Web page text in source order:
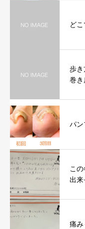
ど
歩き
巻き
パン
こ
出来
痛み